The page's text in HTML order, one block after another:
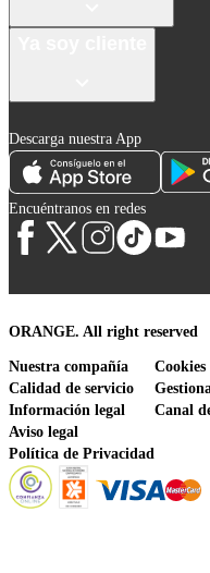
Descarga nuestra App
Encuéntranos en redes
ORANGE. All right reserved
Nuestra compañía
Calidad de servicio
Información legal
Aviso legal
Política de Privacidad
Cookies
Canal